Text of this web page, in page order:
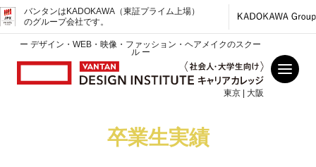
バンタンはKADOKAWA（東証プライム上場）
のグループ会社です。
ー デザイン・WEB・映像・ファッション・ヘアメイクのスクー
ル ー
東京 | 大阪
卒業生実績